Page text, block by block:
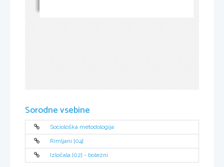
Sorodne vsebine
Sociološka metodologija
Rimljani [04]
Izločala [02] - bolezni